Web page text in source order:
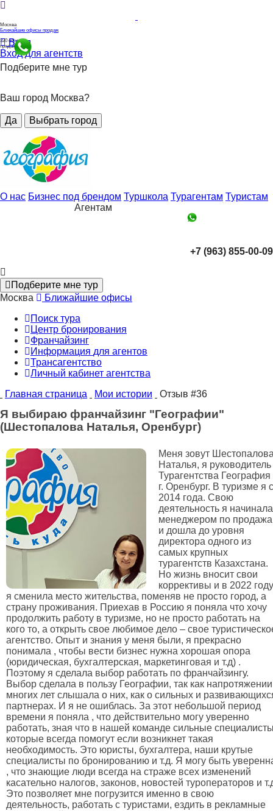
Москва
Ближайшие офисы продаж
320 офисов
продаж
Вход
Вход для агентств
Подберите мне тур
Ваш город Москва?
Да Выбрать город
О нас Бизнес под брендом Туршкола Турагентам Туристам
Агентам
+7 (963) 855-00-09
Подберите мне тур
Москва
Ближайшие офисы
Поиск тура
Центр бронирования
Франчайзинг
Информация для агентов
Трансагентство
Личный кабинет агентства
Главная страница
Мои истории Отзыв #36
Я выбираю франчайзинг "Географии"
(Шестопалова Наталья, Оренбург)
Меня зовут
Наталья, я руководитель
Турагентства География
г. Оренбург. В туризме я с
2014 года. Свою
деятельность я начинала
менеджером по
и дошла до уровня
директора одного из
самых крупных
турагентств Казахстана.
Но жизнь вносит свои
коррективы и в 2022 году
я сменила место жительства, поменяв не просто город, а
страну проживания. Приехав в Россию я поняла что хочу
продолжить работу в туризме, но не просто работать на
кого то, а открыть свое любимое дело – свое
агентство. Опыт и знания у меня были, я прекрасно
понимала , чтобы вести бизнес нужна хорошая опора
(юридическая, бухгалтерская, маркетинговая и т.д) .
Поэтому я сделала выбор работать по франчайзингу.
Выбор сделала в пользу Географии, так как напротяжении
многих лет слышала о них, как о сильных и
партнерах. И я не ошиблась. За этот небольшой период
времени я поняла , что действительно могу уверенно
работать, зная что в нашей команде сильные
которые всегда помогут если возникнет такая
необходимость. Это юристы, бухгалтера, наши крутые
специалисты по бронированию и т.д. Я могу быть
, что знающие люди всегда на страже всех изменений
касательно налогов, законов, новостей туроператоров и
Это позволяет мне погрузится именно в свою
деятельность, работать с туристами, ездить в рекламные